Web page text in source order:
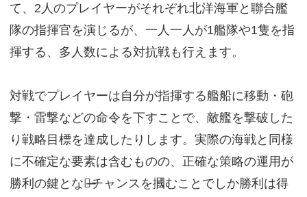
て、2人のプレイヤーがそれぞれ北洋海軍と聯合艦
隊の指揮官を演じるが、一人一人が1艦隊や1隻を指
揮する、多人数による対抗戦も行えます。
対戦でプレイヤーは自分が指揮する艦船に移動・砲
撃・雷撃などの命令を下すことで、敵艦を撃破した
り戦略目標を達成したりします。実際の海戦と同様
に不確定な要素は含むものの、正確な策略の運用が
勝利の鍵となる̶̶チャンスを摑むことでしか勝利は得